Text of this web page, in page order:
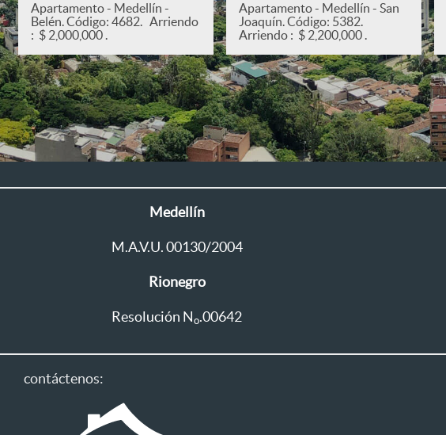
Apartamento - Medellín -
Belén. Código: 4682. Arriendo
: $ 2,000,000 .
Apartamento - Medellín - San
Joaquín. Código: 5382.
Arriendo : $ 2,200,000 .
Medellín
M.A.V.U. 00130/2004
Rionegro
Resolución No.00642
contáctenos: